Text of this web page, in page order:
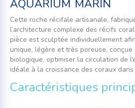
Cette roche récifale artisanale,
l’architecture complexe des récifs
pièce est sculptée individuellement
unique, légère et très poreuse,
biologique, optimiser la circulation de
idéale à la croissance des coraux
Caractéristiques